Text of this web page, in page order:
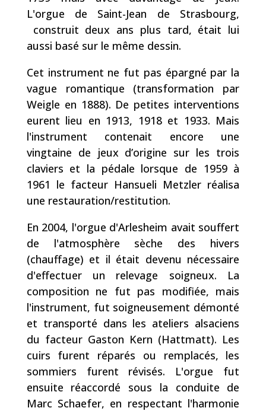
L'orgue de Saint-Jean de Strasbourg,
construit deux ans plus tard, était lui
aussi basé sur le même dessin.
Cet instrument ne fut pas épargné par la
vague romantique (transformation par
Weigle en 1888). De petites interventions
eurent lieu en 1913, 1918 et 1933. Mais
l'instrument contenait encore une
vingtaine de jeux d’origine sur les trois
claviers et la pédale lorsque de 1959 à
1961 le facteur Hansueli Metzler réalisa
une restauration/restitution.
En 2004, l'orgue d'Arlesheim avait souffert
de l'atmosphère sèche des hivers
(chauffage) et il était devenu nécessaire
d'effectuer un relevage soigneux. La
composition ne fut pas modifiée, mais
l'instrument, fut soigneusement démonté
et transporté dans les ateliers alsaciens
du facteur Gaston Kern (Hattmatt). Les
cuirs furent réparés ou remplacés, les
sommiers furent révisés. L'orgue fut
ensuite réaccordé sous la conduite de
Marc Schaefer, en respectant l'harmonie